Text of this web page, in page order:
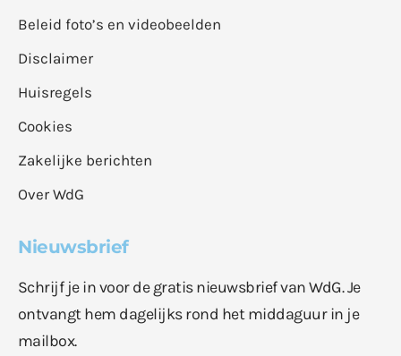
Beleid foto’s en videobeelden
Disclaimer
Huisregels
Cookies
Zakelijke berichten
Over WdG
Nieuwsbrief
Schrijf je in voor de gratis nieuwsbrief van WdG. Je
ontvangt hem dagelijks rond het middaguur in je
mailbox.